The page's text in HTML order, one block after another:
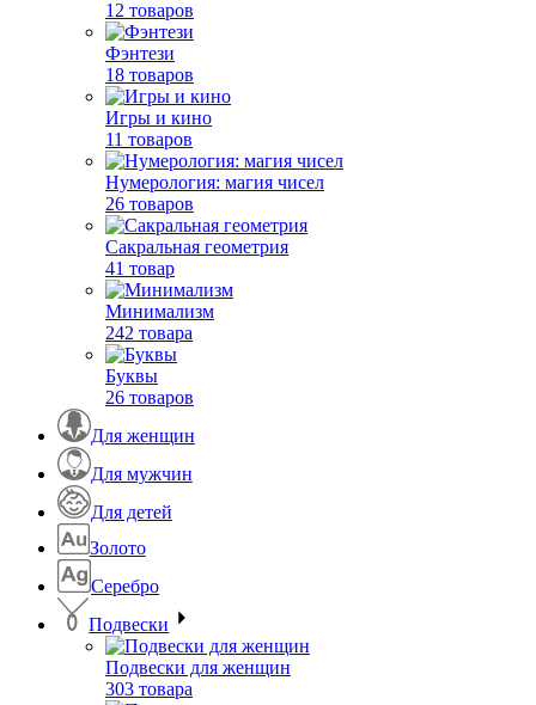
12 товаров
Фэнтези
18 товаров
Игры и кино
11 товаров
Нумерология: магия чисел
26 товаров
Сакральная геометрия
41 товар
Минимализм
242 товара
Буквы
26 товаров
Для женщин
Для мужчин
Для детей
Золото
Серебро
Подвески
Подвески для женщин
303 товара